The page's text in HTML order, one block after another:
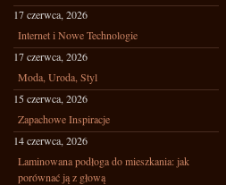
17 czerwca, 2026
Internet i Nowe Technologie
17 czerwca, 2026
Moda, Uroda, Styl
15 czerwca, 2026
Zapachowe Inspiracje
14 czerwca, 2026
Laminowana podłoga do mieszkania: jak
porównać ją z głową